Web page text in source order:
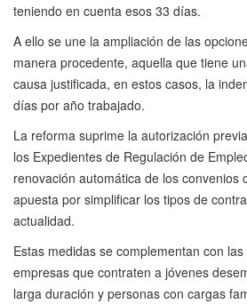
teniendo en cuenta esos 33 días.
A ello se une la ampliación de las
manera procedente, aquella que tiene
causa justificada, en estos casos, la
días por año trabajado.
La reforma suprime la autorización
los Expedientes de Regulación de
renovación automática de los convenios
apuesta por simplificar los tipos de
actualidad.
Estas medidas se complementan con
empresas que contraten a jóvenes
larga duración y personas con cargas